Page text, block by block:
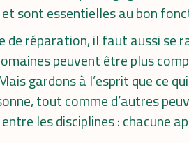
sont essentielles au bon
de réparation, il faut aussi se
peuvent être plus
gardons à l’esprit que ce
tout comme d’autres
les disciplines : chacune